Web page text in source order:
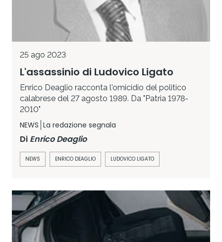
25 ago 2023
L'assassinio di Ludovico Ligato
Enrico Deaglio racconta l'omicidio del politico
calabrese del 27 agosto 1989. Da "Patria 1978-
2010"
NEWS La redazione segnala
Di Enrico Deaglio
NEWS ENRICO DEAGLIO LUDOVICO LIGATO